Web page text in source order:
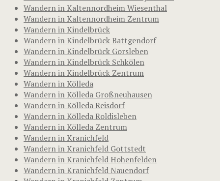
Wandern in Kaltennordheim Wiesenthal
Wandern in Kaltennordheim Zentrum
Wandern in Kindelbrück
Wandern in Kindelbrück Battgendorf
Wandern in Kindelbrück Gorsleben
Wandern in Kindelbrück Schkölen
Wandern in Kindelbrück Zentrum
Wandern in Kölleda
Wandern in Kölleda Großneuhausen
Wandern in Kölleda Reisdorf
Wandern in Kölleda Roldisleben
Wandern in Kölleda Zentrum
Wandern in Kranichfeld
Wandern in Kranichfeld Gottstedt
Wandern in Kranichfeld Hohenfelden
Wandern in Kranichfeld Nauendorf